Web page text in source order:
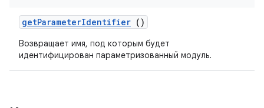
getParameterIdentifier ()
Возвращает имя, под которым будет
идентифицирован параметризованный модуль.